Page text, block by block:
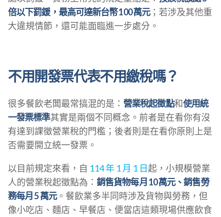
倍以下罰鍰，最高可達新台幣 100 萬元；若涉及其他重
大違規情節，還可能面臨進一步處分。
不用開發票代表不用繳稅嗎？
很多餐飲老闆最常搞混的是： 營業稅起徵點和使用統
一發票標準其實是兩個不同概念。前者是在看你有沒
有達到課徵營業稅的門檻；後者則是在看你原則上是
否需要開立統一發票。
以目前規定來看，自 114 年 1 月 1 日起，小規模營業
人的營業稅起徵點為： 銷售貨物每月 10 萬元、銷售勞
務每月 5 萬元。餐飲業多半同時涉及貨物與勞務，但
像小吃店、麵店、早餐店、便當店這類現場供應飲食